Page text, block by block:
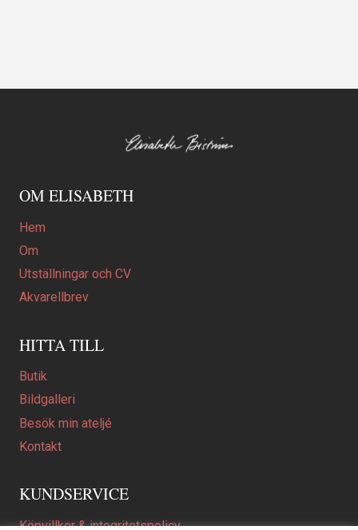
OM ELISABETH
Hem
Om
Utställningar och CV
Akvarellbrev
HITTA TILL
Butik
Bildgalleri
Besök min ateljé
Kontakt
KUNDSERVICE
Köpvillkor & integritetspolicy